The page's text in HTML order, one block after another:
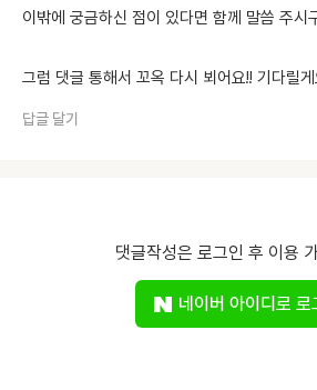
이밖에 궁금하신 점이 있다면 함께 말씀 주시
그럼 댓글 통해서 꼬옥 다시 뵈어요!! 기다릴
답글 달기
댓글작성은 로그인 후 이용
네이버 아이디로 로